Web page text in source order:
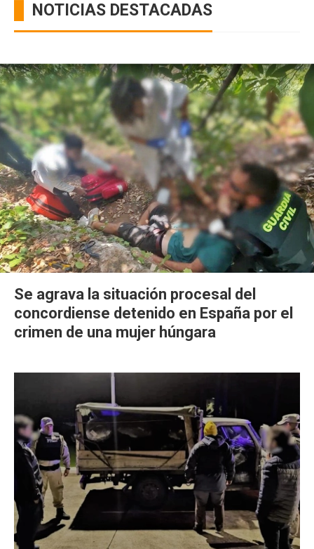
NOTICIAS DESTACADAS
Se agrava la situación procesal del
concordiense detenido en España por el
crimen de una mujer húngara